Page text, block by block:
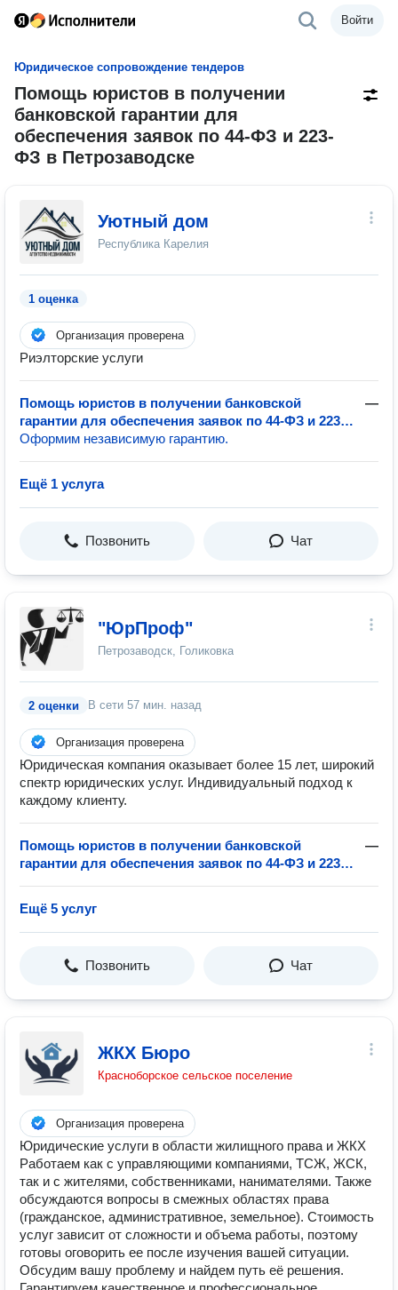
Войти
Юридическое сопровождение тендеров
Помощь юристов в получении
банковской гарантии для
обеспечения заявок по 44-ФЗ и 223-
ФЗ в Петрозаводске
Уютный дом
Республика Карелия
1 оценка
Организация проверена
Риэлторские услуги
Помощь юристов в получении банковской
гарантии для обеспечения заявок по 44-ФЗ и 223-
ФЗ
—
Оформим независимую гарантию.
Ещё 1 услуга
Позвонить Чат
"ЮрПроф"
Петрозаводск, Голиковка
2 оценки В сети 57 мин. назад
Организация проверена
Юридическая компания оказывает более 15 лет, широкий
спектр юридических услуг. Индивидуальный подход к
каждому клиенту.
Помощь юристов в получении банковской
гарантии для обеспечения заявок по 44-ФЗ и 223-
—
Ещё 5 услуг
Позвонить Чат
ЖКХ Бюро
Красноборское сельское поселение
Организация проверена
Юридические услуги в области жилищного права и ЖКХ
Работаем как с управляющими компаниями, ТСЖ, ЖСК,
так и с жителями, собственниками, нанимателями. Также
обсуждаются вопросы в смежных областях права
(гражданское, административное, земельное). Стоимость
услуг зависит от сложности и объема работы, поэтому
готовы оговорить ее после изучения вашей ситуации.
Обсудим вашу проблему и найдем путь её решения.